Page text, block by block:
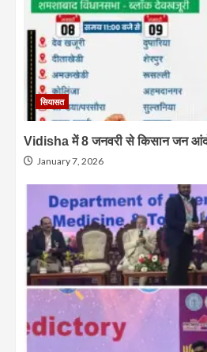
सियासत
Vidisha में 8 जनवरी से किसान जन
January 7, 2026